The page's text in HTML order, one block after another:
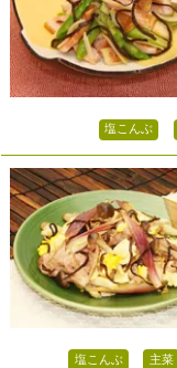
塩こんぶ
塩こんぶ 主菜